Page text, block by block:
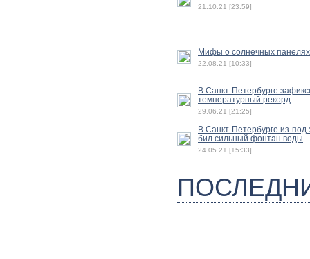
21.10.21 [23:59]
Мифы о солнечных панелях
22.08.21 [10:33]
В Санкт-Петербурге
температурный рекорд
29.06.21 [21:25]
В Санкт-Петербурге из-под
бил сильный фонтан воды
24.05.21 [15:33]